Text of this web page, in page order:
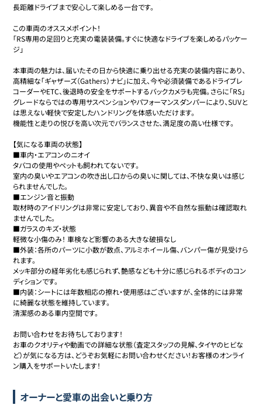
長距離ドライブまで安心して楽しめる一台です。
​この車両のオススメポイント！
「RS専用の足回りと充実の電装装備。すぐに快適なドライブを楽しめるパッケー
ジ」
​本車両の魅力は、届いたその日から快適に乗り出せる充実の装備内容にあり、
高精細な「ギャザーズ（Gathers）ナビ」に加え、今や必須装備であるドライブレ
コーダーやETC、後退時の安全をサポートするバックカメラも完備。さらに「RS」
グレードならではの専用サスペンションやパフォーマンスダンパーにより、SUVと
は思えない軽快で安定したハンドリングを体感いただけます。
機能性と走りの悦びを高い次元でバランスさせた、満足度の高い仕様です。
【気になる車両の状態】
■車内・エアコンのニオイ
タバコの使用やペットも飼われてないです。
室内の臭いやエアコンの吹き出し口からの臭いに関しては、不快な臭いは感じ
られませんでした。
■エンジン音と振動
取材時のアイドリングは非常に安定しており、異音や不自然な振動は確認取れ
ませんでした。
■ガラスのキズ・状態
軽微な小傷のみ！ 車検など影響のある大きな破損なし
■外装：各所のパーツに小数が数点、アルミホイール傷、バンパー傷が見受けら
れます。
メッキ部分の経年劣化も感じられず、艶感なども十分に感じられるボディのコン
ディションです。
■内装：シートには年数相応の擦れ・使用感はございますが、全体的には非常
に綺麗な状態を維持しています。
清潔感のある車内空間です。
お問い合わせをお待ちしております！
お車のクオリティや動画での詳細な状態（査定スタッフの見解、タイヤのヒビな
ど）が気になる方は、どうぞお気軽にお問い合わせください！お客様のオンライ
ン購入をサポートいたします！
オーナーと愛車の出会いと乗り方